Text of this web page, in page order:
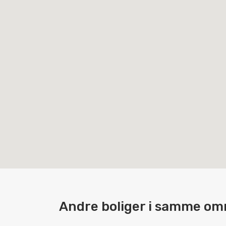
Andre boliger i samme